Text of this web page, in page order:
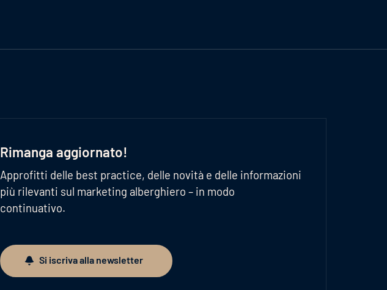
Rimanga aggiornato!
Approfitti delle best practice, delle novità e delle informazioni
più rilevanti sul marketing alberghiero – in modo
continuativo.
Si iscriva alla newsletter
Si iscriva alla newsletter